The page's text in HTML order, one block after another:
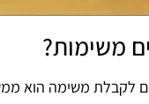
משימות?
לקבלת משימה הוא